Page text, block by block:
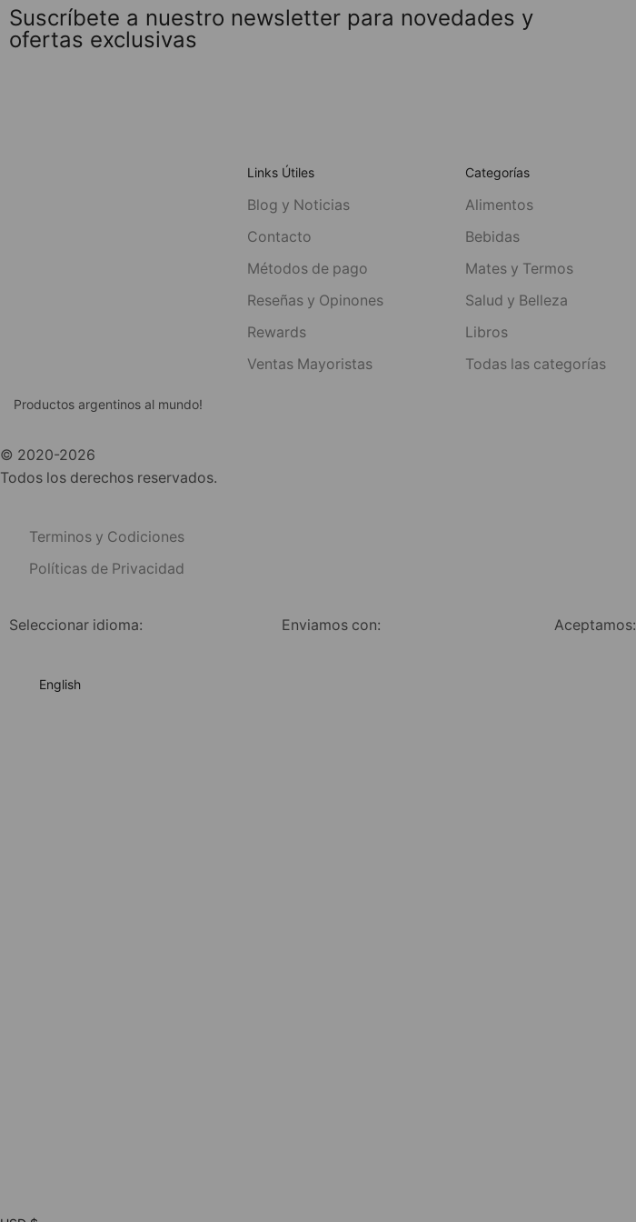
Suscríbete a nuestro newsletter para novedades y
ofertas exclusivas
Productos argentinos al mundo!
© 2020-2026
Todos los derechos reservados.
Terminos y Codiciones
Políticas de Privacidad
Links Útiles
Blog y Noticias
Contacto
Métodos de pago
Reseñas y Opinones
Rewards
Ventas Mayoristas
Categorías
Alimentos
Bebidas
Mates y Termos
Salud y Belleza
Libros
Todas las categorías
Seleccionar idioma:
English
Enviamos con: Aceptamos: